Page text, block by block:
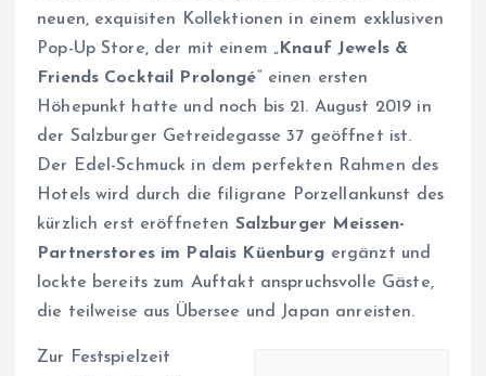
neuen, exquisiten Kollektionen in einem exklusiven
Pop-Up Store, der mit einem „Knauf Jewels &
Friends Cocktail Prolongé“ einen ersten
Höhepunkt hatte und noch bis 21. August 2019 in
der Salzburger Getreidegasse 37 geöffnet ist.
Der Edel-Schmuck in dem perfekten Rahmen des
Hotels wird durch die filigrane Porzellankunst des
kürzlich erst eröffneten Salzburger Meissen-
Partnerstores im Palais Küenburg ergänzt und
lockte bereits zum Auftakt anspruchsvolle Gäste,
die teilweise aus Übersee und Japan anreisten.
Zur Festspielzeit